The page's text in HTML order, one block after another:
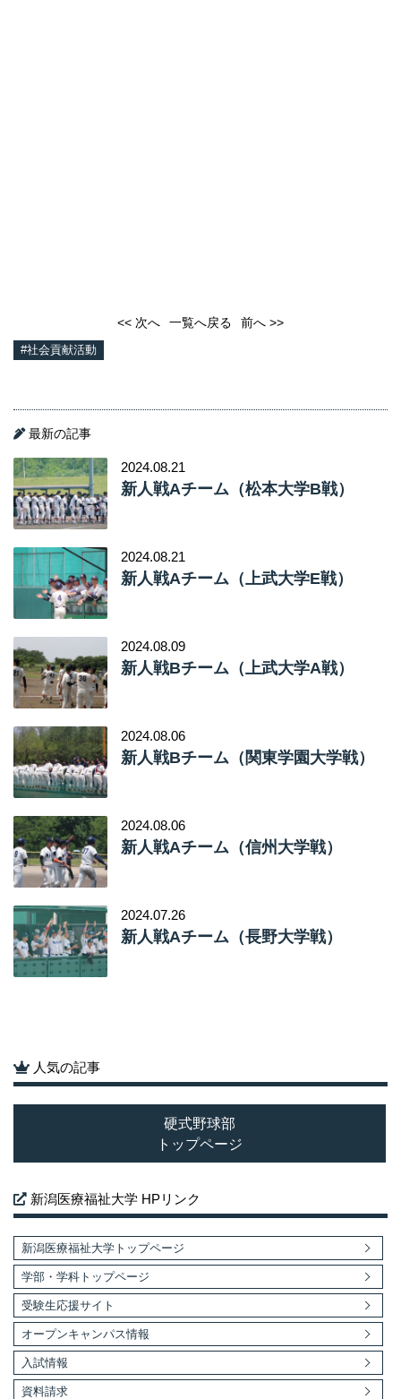
<< 次へ 一覧へ戻る 前へ >>
#社会貢献活動
最新の記事
2024.08.21
新人戦Aチーム（松本大学B戦）
2024.08.21
新人戦Aチーム（上武大学E戦）
2024.08.09
新人戦Bチーム（上武大学A戦）
2024.08.06
新人戦Bチーム（関東学園大学戦）
2024.08.06
新人戦Aチーム（信州大学戦）
2024.07.26
新人戦Aチーム（長野大学戦）
人気の記事
硬式野球部
トップページ
新潟医療福祉大学 HPリンク
新潟医療福祉大学トップページ
学部・学科トップページ
受験生応援サイト
オープンキャンパス情報
入試情報
資料請求